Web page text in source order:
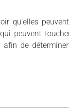
qu’elles peuvent
peuvent
afin de